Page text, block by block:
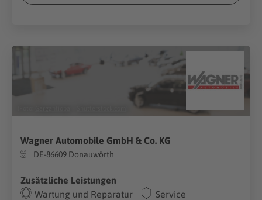
Wagner Automobile GmbH & Co. KG
DE-86609 Donauwörth
Zusätzliche Leistungen
Wartung und Reparatur
Service